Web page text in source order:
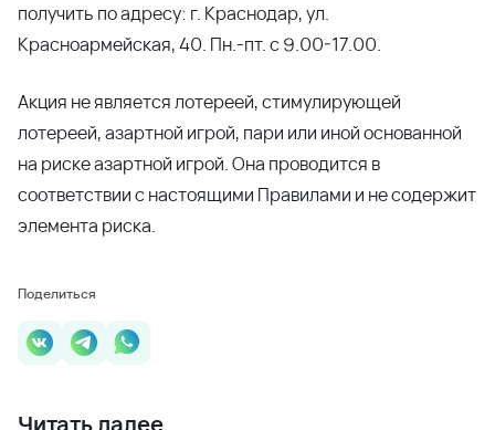
получить по адресу: г. Краснодар, ул.
Красноармейская, 40. Пн.-пт. с 9.00-17.00.
Акция не является лотереей, стимулирующей
лотереей, азартной игрой, пари или иной основанной
на риске азартной игрой. Она проводится в
соответствии с настоящими Правилами и не содержит
элемента риска.
Поделиться
Читать далее